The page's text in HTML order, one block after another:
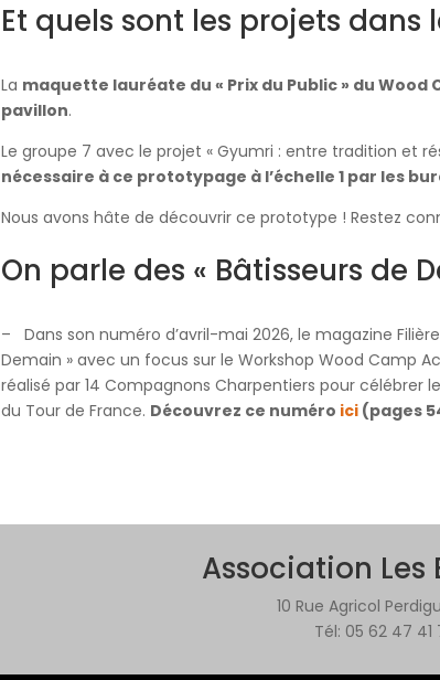
Et quels sont les projets dans
La maquette lauréate du « Prix du Public » du Wood
pavillon.
Le groupe 7 avec le projet « Gyumri : entre tradition et
nécessaire à ce prototypage à l’échelle 1 par les
Nous avons hâte de découvrir ce prototype ! Restez
On parle des « Bâtisseurs de
– Dans son numéro d’avril-mai 2026, le magazine
Demain » avec un focus sur le Workshop Wood Camp
réalisé par 14 Compagnons Charpentiers pour célébrer
du Tour de France. Découvrez ce numéro ici(pages
Association Les
10 Rue Agricol
Tél: 05 62 47